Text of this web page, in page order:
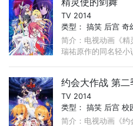
TV 2014
类型：搞笑 后宫 奇
简介：电视动画《精
瑞祐原作的同名轻小
约会大作战 第二
TV 2014
类型：搞笑 后宫 校
简介：电视动画《约